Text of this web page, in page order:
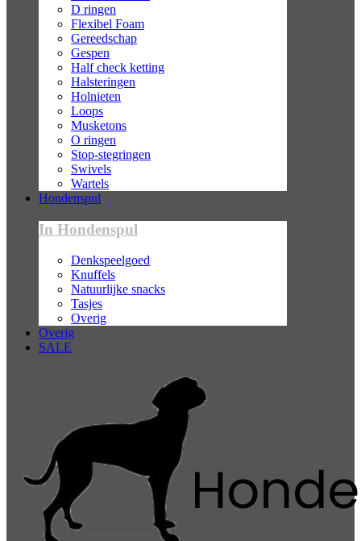
D ringen
Flexibel Foam
Gereedschap
Gespen
Half check ketting
Halsteringen
Holnieten
Loops
Musketons
O ringen
Stop-stegringen
Swivels
Wartels
Hondenspul
In Hondenspul
Denkspeelgoed
Knuffels
Natuurlijke snacks
Tasjes
Overig
Overig
SALE